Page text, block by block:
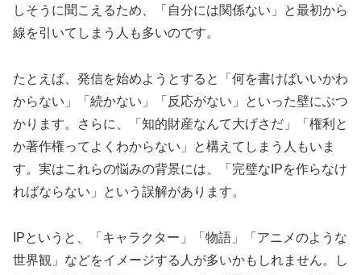
しそうに聞こえるため、「自分には関係ない」と最初から
線を引いてしまう人も多いのです。
たとえば、発信を始めようとすると「何を書けばいいかわ
からない」「続かない」「反応がない」といった壁にぶつ
かります。さらに、「知的財産なんて大げさだ」「権利と
か著作権ってよくわからない」と構えてしまう人もいま
す。実はこれらの悩みの背景には、「完璧なIPを作らなけ
ればならない」という誤解があります。
IPというと、「キャラクター」「物語」「アニメのような
世界観」などをイメージする人が多いかもしれません。し